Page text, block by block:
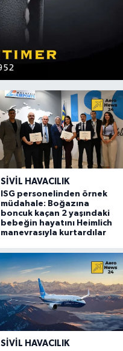
SIVIL HAVACILIK
ISG personelinden örnek
müdahale: Boğazına
boncuk kaçan 2 yaşındaki
bebeğin hayatını Heimlich
manevrasıyla kurtardılar
SIVIL HAVACILIK